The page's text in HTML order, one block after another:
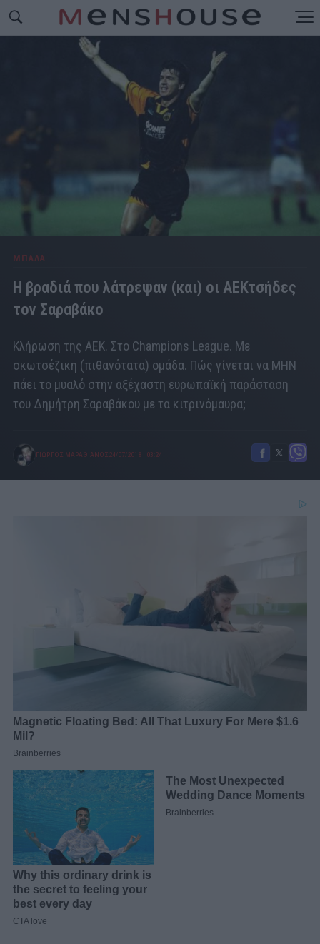
ΜΠΑΛΑ
Η βραδιά που λάτρεψαν (και) οι ΑΕΚτσήδες
τον Σαραβάκο
Κλήρωση της ΑΕΚ. Στο Champions League. Με
σκωτσέζικη (πιθανότατα) ομάδα. Πώς γίνεται να ΜΗΝ
πάει το μυαλό στην αξέχαστη ευρωπαϊκή παράσταση
του Δημήτρη Σαραβάκου με τα κιτρινόμαυρα;
ΓΙΩΡΓΟΣ ΜΑΡΑΘΙΑΝΟΣ 24/07/2018 03:24